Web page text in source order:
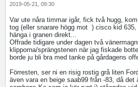
2019-05-21, 09:30
Var ute nåra timmar igår, fick två hugg,
tog (eller snarare högg mot ) cisco kid
hänga i granen direkt...
Offrade tidigare under dagen två
klipporna/sprängstenen när jag fiskade
borde ju bli bra med tanke på gårdagens
Förresten, ser ni en risig rostig grå liten
även vara en beige saab99 från -83, då